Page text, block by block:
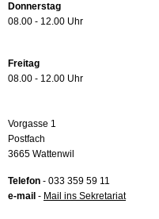
Donnerstag
08.00 - 12.00 Uhr
Freitag
08.00 - 12.00 Uhr
Vorgasse 1
Postfach
3665 Wattenwil
Telefon - 033 359 59 11
e-mail - Mail ins Sekretariat